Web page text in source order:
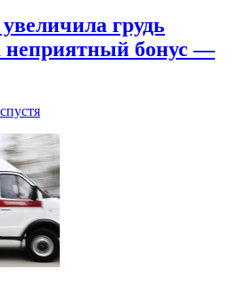
грудь
неприятный бонус —